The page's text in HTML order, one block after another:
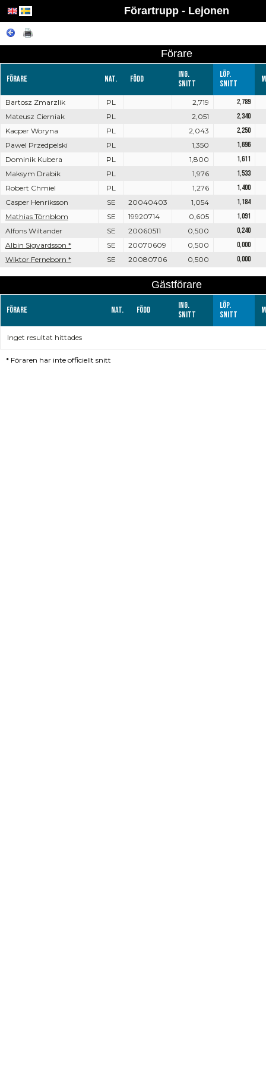
Förartrupp - Lejonen
Förare
Förare Nat. Född
Ing.
snitt
Löp.
snitt
Bartosz Zmarzlik PL 2,719
2,789
Mateusz Cierniak
PL 2,051
2,340
Kacper Woryna
PL 2,043
2,250
Pawel Przedpelski
PL 1,350
1,696
Dominik Kubera
PL 1,800
1,611
Maksym Drabik
PL 1,976
1,533
Robert Chmiel
PL 1,276
1,400
Casper Henriksson
SE 20040403 1,054
1,184
Mathias Törnblom
SE 19920714 0,605
1,091
Alfons Wiltander
SE 20060511 0,500
0,240
Albin Sigvardsson *
SE 20070609 0,500
0,000
Wiktor Ferneborn *
SE 20080706 0,500 0,000
Gästförare
Förare Nat. Född
Ing.
snitt
Löp.
snitt
Inget resultat hittades
* Föraren har inte officiellt snitt